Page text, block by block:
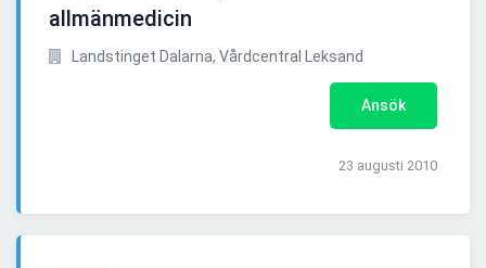
allmänmedicin
Landstinget Dalarna, Vårdcentral Leksand
Ansök
23 augusti 2010